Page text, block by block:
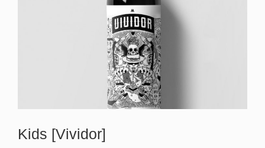
Kids [Vividor]